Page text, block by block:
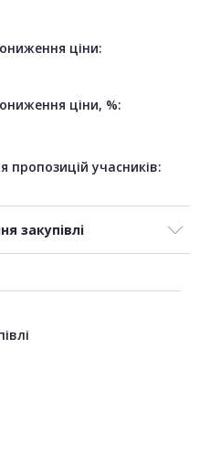
ціни:
ціни, %:
пропозицій учасників:
закупівлі